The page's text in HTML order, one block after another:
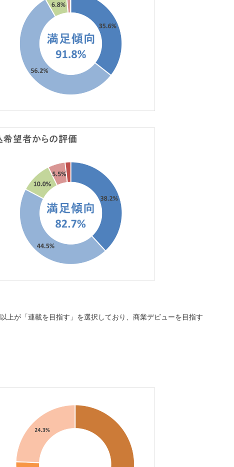
上が「連載を目指す」を選択しており、商業デビューを目指す